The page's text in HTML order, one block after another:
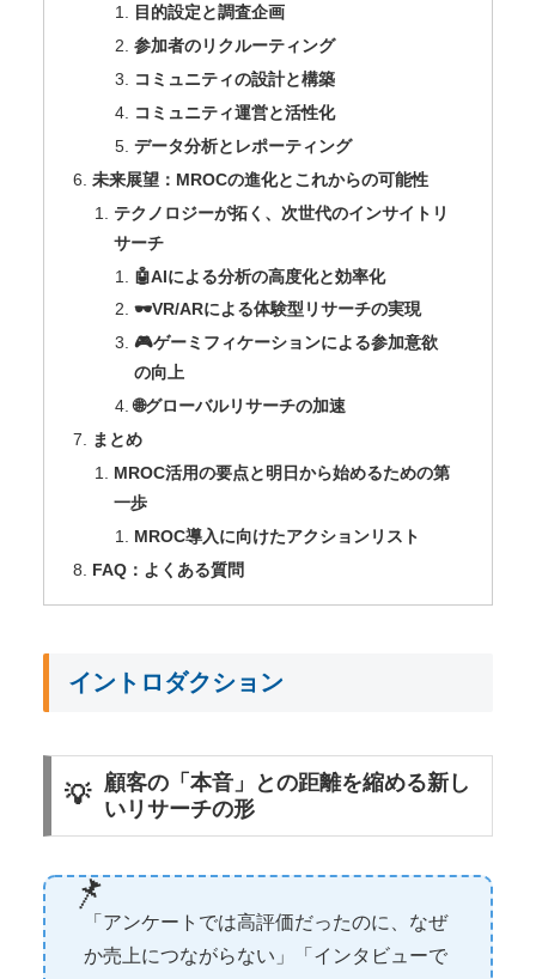
目的設定と調査企画
参加者のリクルーティング
コミュニティの設計と構築
コミュニティ運営と活性化
データ分析とレポーティング
未来展望：MROCの進化とこれからの可能性
テクノロジーが拓く、次世代のインサイトリ
サーチ
🤖AIによる分析の高度化と効率化
🕶️VR/ARによる体験型リサーチの実現
🎮ゲーミフィケーションによる参加意欲
の向上
🌐グローバルリサーチの加速
まとめ
MROC活用の要点と明日から始めるための第
一歩
MROC導入に向けたアクションリスト
FAQ：よくある質問
イントロダクション
顧客の「本音」との距離を縮める新し
いリサーチの形
「アンケートでは高評価だったのに、なぜ
か売上につながらない」「インタビューで